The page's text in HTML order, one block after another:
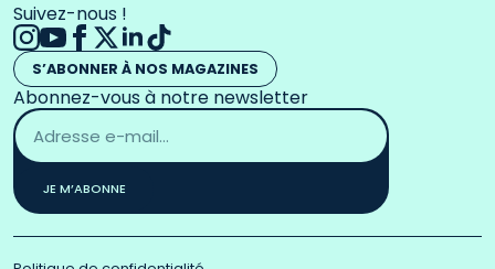
Suivez-nous !
S’ABONNER À NOS MAGAZINES
Abonnez-vous à notre newsletter
Adresse
email
*
JE M’ABONNE